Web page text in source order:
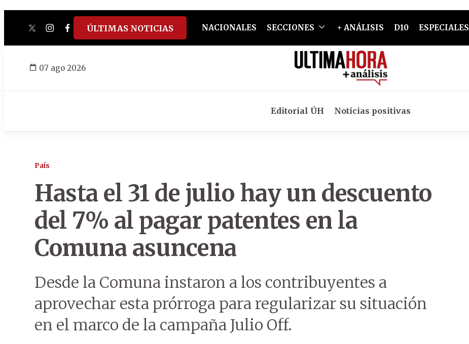
twitterinstagram
facebook
tiktokyoutube
spotify
ÚLTIMAS NOTICIAS NACIONALES SECCIONES + ANÁLISIS D10 ESPECIALES
07 ago 2026
Editorial ÚH Noticias positivas
País
Hasta el 31 de julio hay un descuento
del 7% al pagar patentes en la
Comuna asuncena
Desde la Comuna instaron a los contribuyentes a
aprovechar esta prórroga para regularizar su situación
en el marco de la campaña Julio Off.